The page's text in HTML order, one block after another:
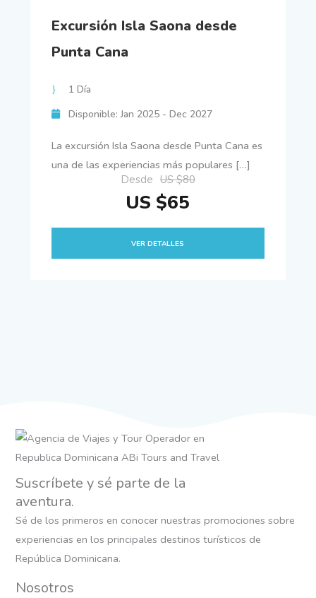
Excursión Isla Saona desde
Punta Cana
1 Día
Disponible: Jan 2025 - Dec 2027
La excursión Isla Saona desde Punta Cana es
una de las experiencias más populares […]
Desde US $80
US $65
VER DETALLES
Suscríbete y sé parte de la
aventura.
Sé de los primeros en conocer nuestras promociones sobre
experiencias en los principales destinos turísticos de
República Dominicana.
Nosotros